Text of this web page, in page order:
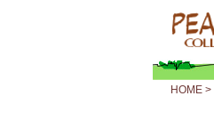
HOME >